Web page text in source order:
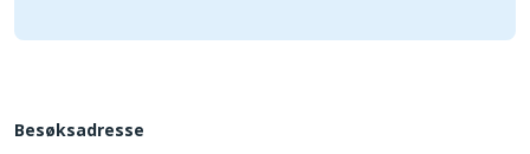
Besøksadresse